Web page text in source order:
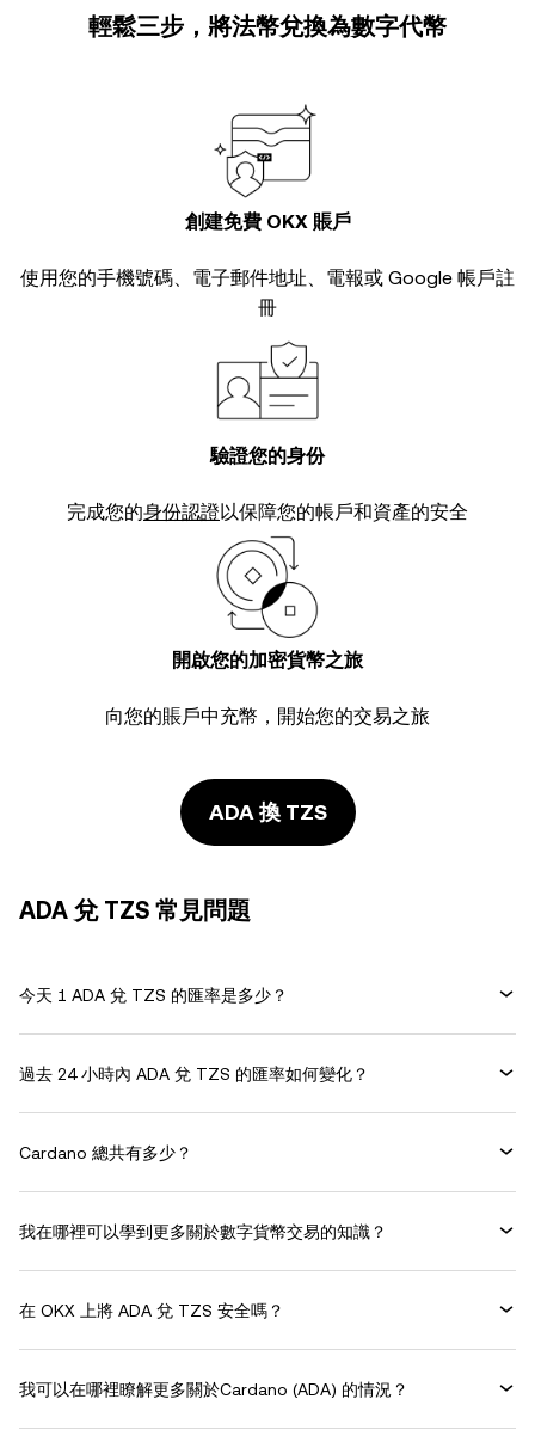
輕鬆三步，將法幣兌換為數字代幣
創建免費 OKX 賬戶
使用您的手機號碼、電子郵件地址、電報或 Google 帳戶註
冊
驗證您的身份
完成您的身份認證以保障您的帳戶和資產的安全
開啟您的加密貨幣之旅
向您的賬戶中充幣，開始您的交易之旅
ADA 換 TZS
ADA 兌 TZS 常見問題
今天 1 ADA 兌 TZS 的匯率是多少？
過去 24 小時內 ADA 兌 TZS 的匯率如何變化？
Cardano 總共有多少？
我在哪裡可以學到更多關於數字貨幣交易的知識？
在 OKX 上將 ADA 兌 TZS 安全嗎？
我可以在哪裡瞭解更多關於Cardano (ADA) 的情況？